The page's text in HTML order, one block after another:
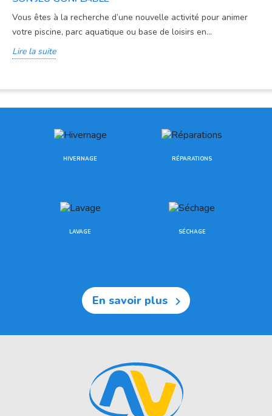
Vous êtes à la recherche d’une nouvelle activité pour animer
votre piscine, parc aquatique ou base de loisirs en...
Lire la suite
HIVERNAGE RÉPARATIONS
LAVAGE SÉCHAGE
En savoir plus 